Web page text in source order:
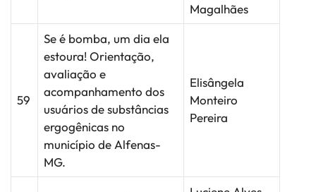
Magalhães
59
Se é bomba, um dia ela
estoura! Orientação,
avaliação e
acompanhamento dos
usuários de substâncias
ergogênicas no
município de Alfenas-
MG.
Elisângela
Monteiro
Pereira